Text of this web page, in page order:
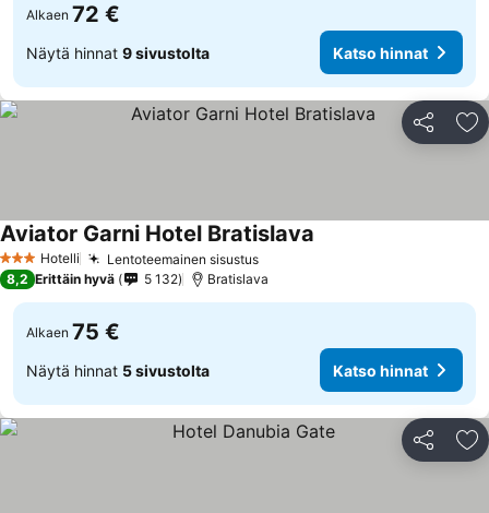
Alkaen 72 €
Näytä hinnat 9 sivustolta Katso hinnat
Jaa
3 Tähtiluokitus
Hotelli Lentoteemainen sisustus
Aviator Garni Hotel Bratislava
8,2 Erittäin hyvä 5 132 Bratislava
Alkaen 75 €
Näytä hinnat 5 sivustolta Katso hinnat
Jaa